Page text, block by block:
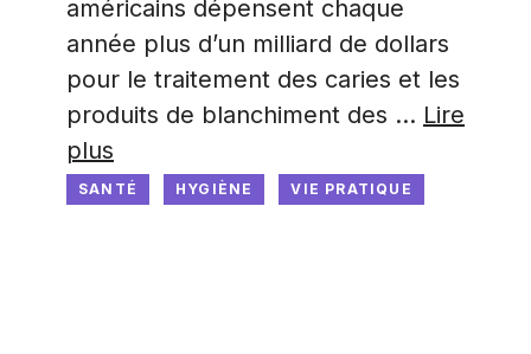
américains dépensent chaque
année plus d’un milliard de dollars
pour le traitement des caries et les
produits de blanchiment des … Lire
plus
SANTÉ HYGIÈNE VIE PRATIQUE